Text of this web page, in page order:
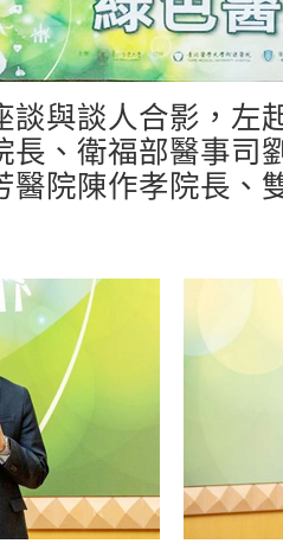
談與談人合影，左
長、衛福部醫事司
醫院陳作孝院長、